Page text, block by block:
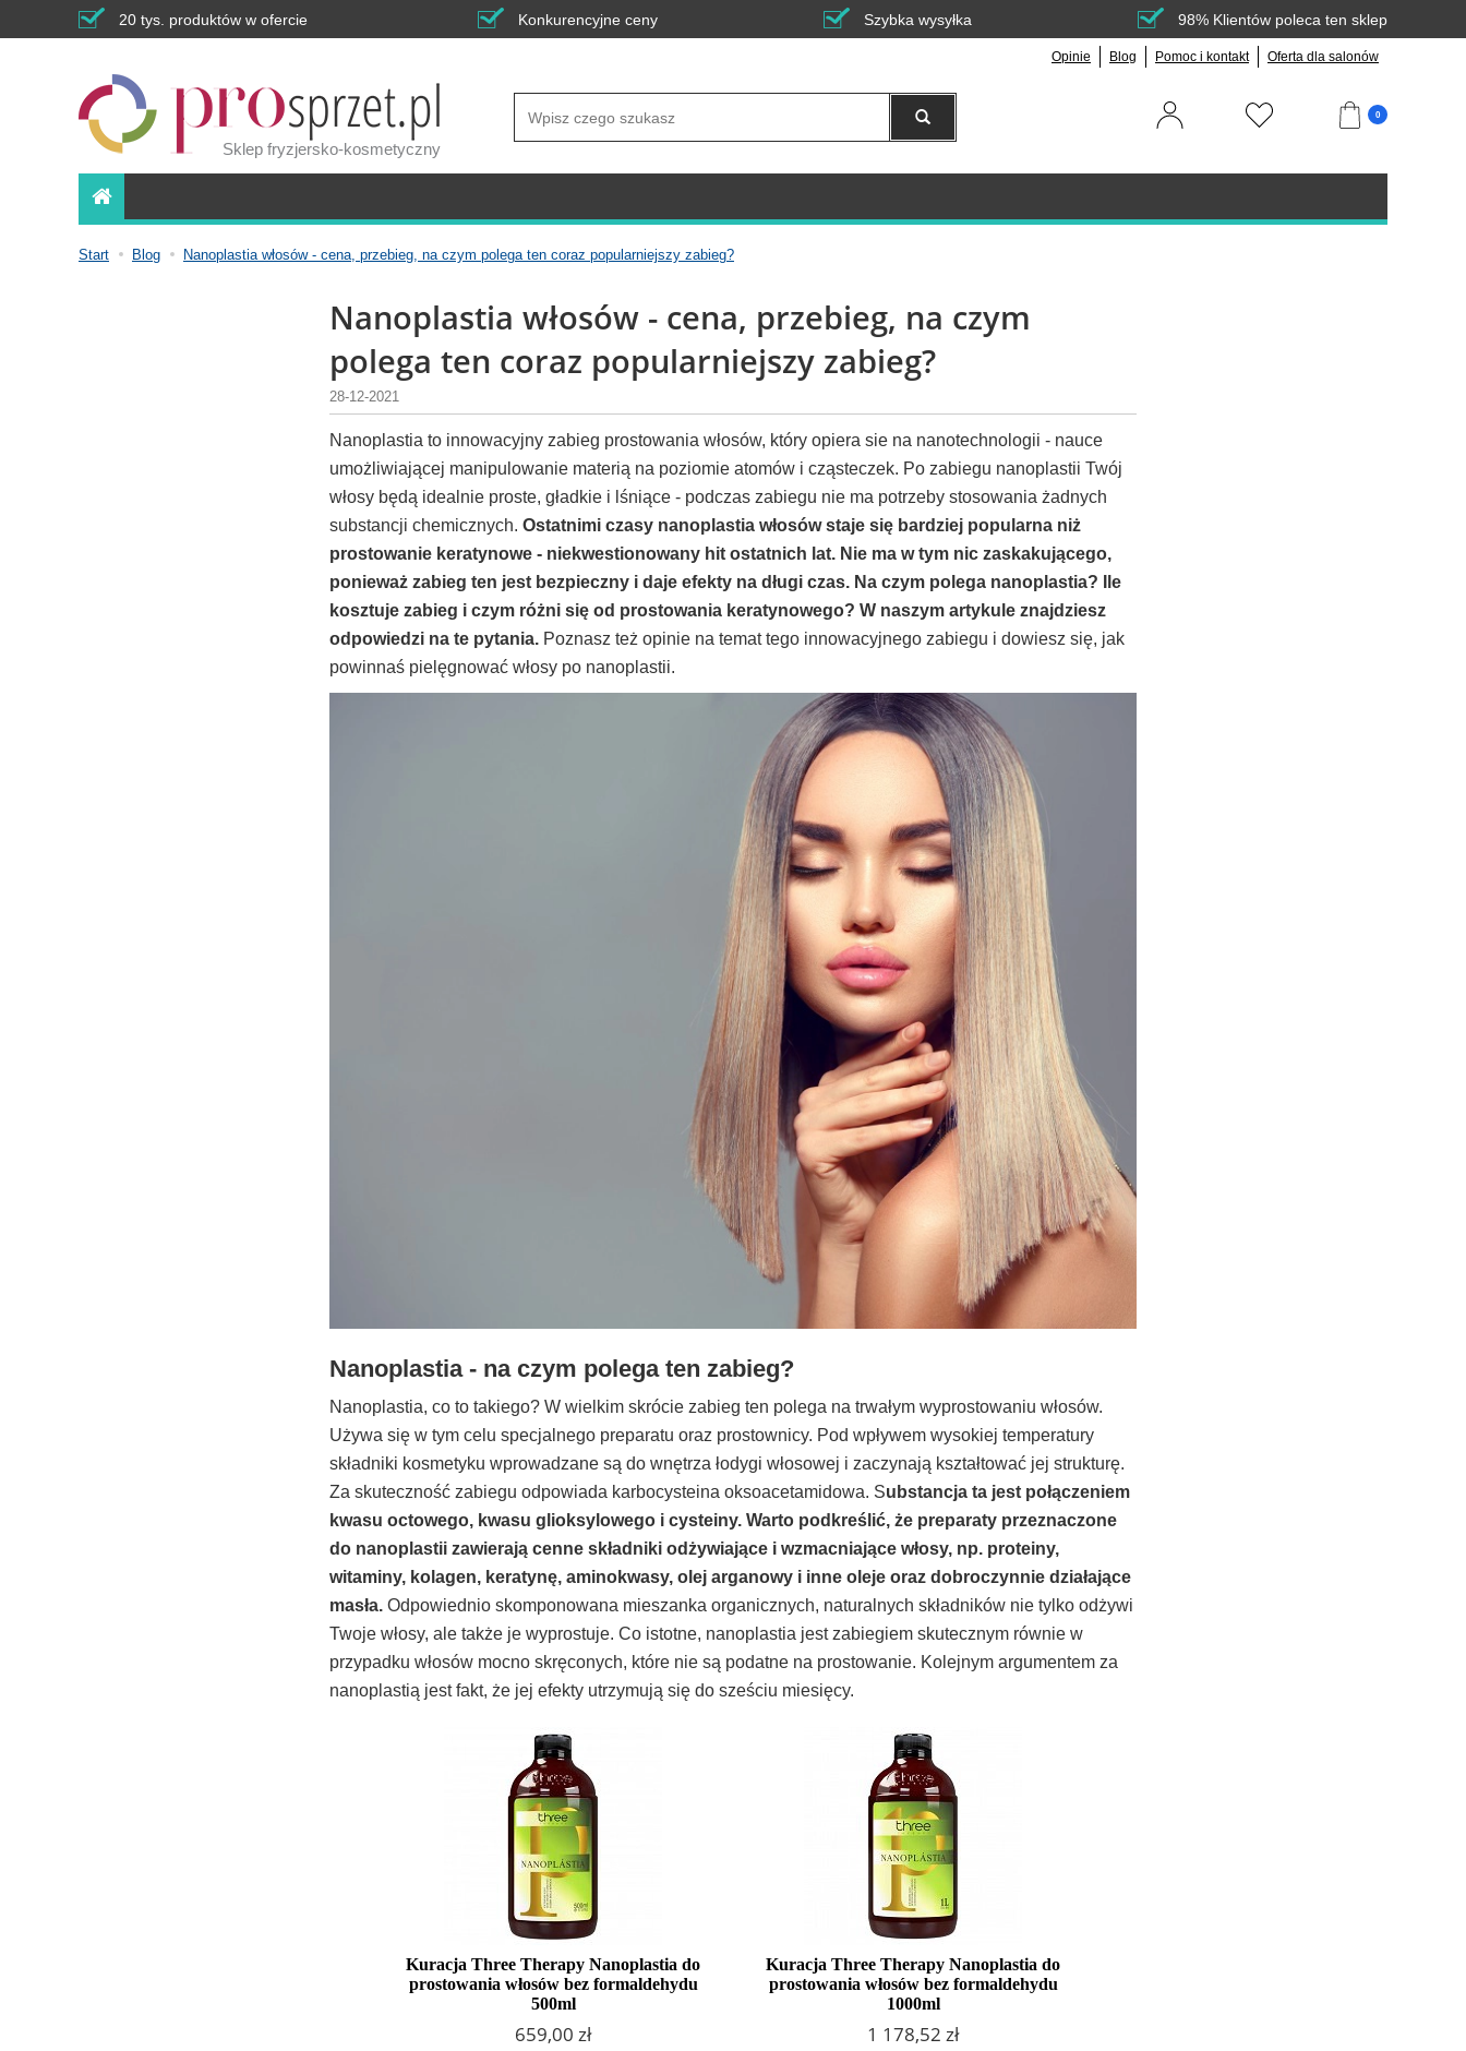
20 tys. produktów w ofercie Konkurencyjne ceny Szybka wysyłka 98% Klientów poleca ten sklep
Opinie Blog Pomoc i kontakt Oferta dla salonów
Sklep fryzjersko-kosmetyczny
0
Start Blog Nanoplastia włosów - cena, przebieg, na czym polega ten coraz popularniejszy zabieg?
Nanoplastia włosów - cena, przebieg, na czym
polega ten coraz popularniejszy zabieg?
28-12-2021
Nanoplastia to innowacyjny zabieg prostowania włosów, który opiera sie na nanotechnologii - nauce
umożliwiającej manipulowanie materią na poziomie atomów i cząsteczek. Po zabiegu nanoplastii Twój
włosy będą idealnie proste, gładkie i lśniące - podczas zabiegu nie ma potrzeby stosowania żadnych
substancji chemicznych. Ostatnimi czasy nanoplastia włosów staje się bardziej popularna niż
prostowanie keratynowe - niekwestionowany hit ostatnich lat. Nie ma w tym nic zaskakującego,
ponieważ zabieg ten jest bezpieczny i daje efekty na długi czas. Na czym polega nanoplastia? Ile
kosztuje zabieg i czym różni się od prostowania keratynowego? W naszym artykule znajdziesz
odpowiedzi na te pytania. Poznasz też opinie na temat tego innowacyjnego zabiegu i dowiesz się, jak
powinnaś pielęgnować włosy po nanoplastii.
Nanoplastia - na czym polega ten zabieg?
Nanoplastia, co to takiego? W wielkim skrócie zabieg ten polega na trwałym wyprostowaniu włosów.
Używa się w tym celu specjalnego preparatu oraz prostownicy. Pod wpływem wysokiej temperatury
składniki kosmetyku wprowadzane są do wnętrza łodygi włosowej i zaczynają kształtować jej strukturę.
Za skuteczność zabiegu odpowiada karbocysteina oksoacetamidowa. Substancja ta jest połączeniem
kwasu octowego, kwasu glioksylowego i cysteiny. Warto podkreślić, że preparaty przeznaczone
do nanoplastii zawierają cenne składniki odżywiające i wzmacniające włosy, np. proteiny,
witaminy, kolagen, keratynę, aminokwasy, olej arganowy i inne oleje oraz dobroczynnie działające
masła. Odpowiednio skomponowana mieszanka organicznych, naturalnych składników nie tylko odżywi
Twoje włosy, ale także je wyprostuje. Co istotne, nanoplastia jest zabiegiem skutecznym równie w
przypadku włosów mocno skręconych, które nie są podatne na prostowanie. Kolejnym argumentem za
nanoplastią jest fakt, że jej efekty utrzymują się do sześciu miesięcy.
Kuracja Three Therapy Nanoplastia do
prostowania włosów bez formaldehydu
500ml
659,00 zł
Kuracja Three Therapy Nanoplastia do
prostowania włosów bez formaldehydu
1000ml
1 178,52 zł